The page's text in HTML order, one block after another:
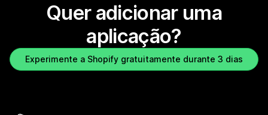
Quer adicionar uma
aplicação?
Experimente a Shopify gratuitamente durante 3 dias